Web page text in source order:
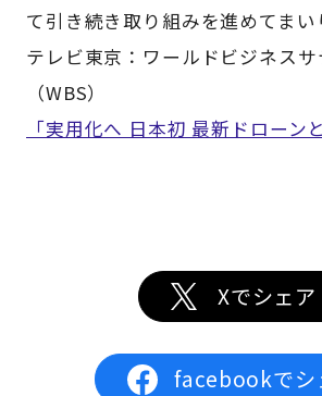
て引き続き取り組みを進めてまい
テレビ東京：ワールドビジネスサ
（WBS）
「実用化へ 日本初 最新ドローン
Xでシェア
facebookでシ